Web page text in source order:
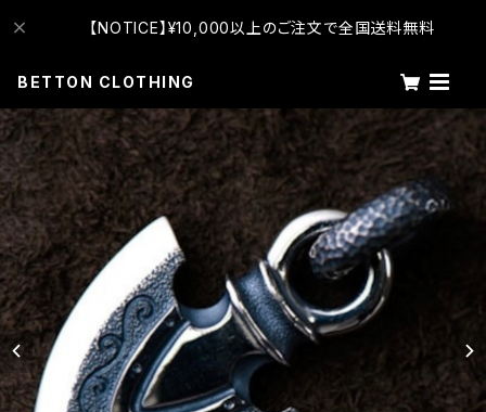
【NOTICE】¥10,000以上のご注文で全国送料無料
BETTON CLOTHING